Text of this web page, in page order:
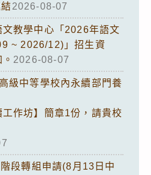
2026-08-07
文教學中心「2026年語文
~ 2026/12)」招生資
2026-08-07
級中等學校內永續部門養
作坊】簡章1份，請貴校
段轉組申請(8月13日中